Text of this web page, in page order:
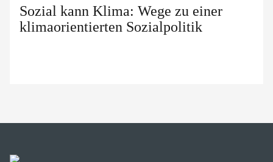
Sozial kann Klima: Wege zu einer
klimaorientierten Sozialpolitik